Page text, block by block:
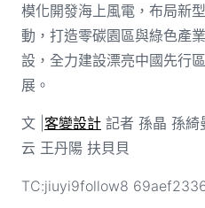
模化開發海上風電，布局新
動，打造零碳園區與綠色產
設，全力建設漂亮中國先行
展。
文 | 客變設計記者 孫晶 孫綺
云 王丹陽 扶貝貝
TC:jiuyi9follow8